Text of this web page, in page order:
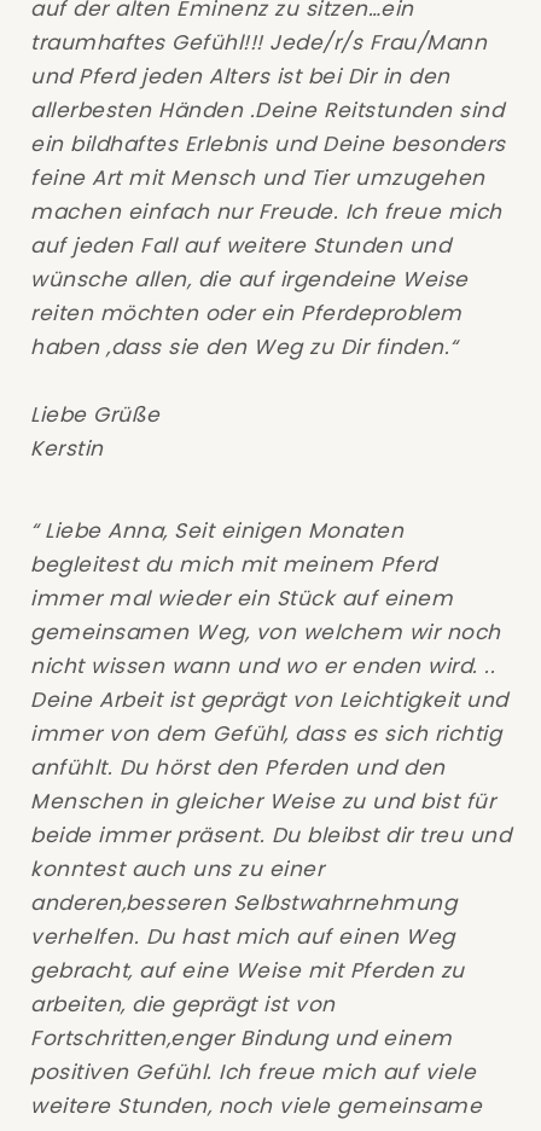
auf der alten Eminenz zu sitzen…ein
traumhaftes Gefühl!!! Jede/r/s Frau/Mann
und Pferd jeden Alters ist bei Dir in den
allerbesten Händen .Deine Reitstunden sind
ein bildhaftes Erlebnis und Deine besonders
feine Art mit Mensch und Tier umzugehen
machen einfach nur Freude. Ich freue mich
auf jeden Fall auf weitere Stunden und
wünsche allen, die auf irgendeine Weise
reiten möchten oder ein Pferdeproblem
haben ,dass sie den Weg zu Dir finden.“
Liebe Grüße
Kerstin
“ Liebe Anna, Seit einigen Monaten
begleitest du mich mit meinem Pferd
immer mal wieder ein Stück auf einem
gemeinsamen Weg, von welchem wir noch
nicht wissen wann und wo er enden wird. ..
Deine Arbeit ist geprägt von Leichtigkeit und
immer von dem Gefühl, dass es sich richtig
anfühlt. Du hörst den Pferden und den
Menschen in gleicher Weise zu und bist für
beide immer präsent. Du bleibst dir treu und
konntest auch uns zu einer
anderen,besseren Selbstwahrnehmung
verhelfen. Du hast mich auf einen Weg
gebracht, auf eine Weise mit Pferden zu
arbeiten, die geprägt ist von
Fortschritten,enger Bindung und einem
positiven Gefühl. Ich freue mich auf viele
weitere Stunden, noch viele gemeinsame